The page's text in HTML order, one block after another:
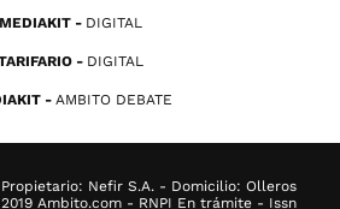
MEDIAKIT DIGITAL
DIGITAL
AMBITO DEBATE
Nefir S.A. - Domicilio: Olleros
Ambito.com - RNPI En trámite - Issn